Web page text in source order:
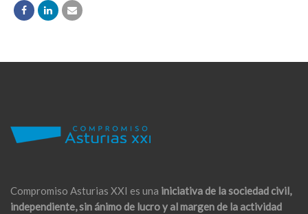
Compromiso Asturias XXI es una iniciativa de la sociedad civil,
independiente, sin ánimo de lucro y al margen de la actividad